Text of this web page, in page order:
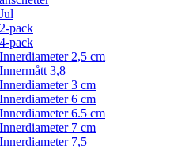
Jul
2-pack
4-pack
Innerdiameter 2,5 cm
Innermått 3,8
Innerdiameter 3 cm
Innerdiameter 6 cm
Innerdiameter 6.5 cm
Innerdiameter 7 cm
Innerdiameter 7,5